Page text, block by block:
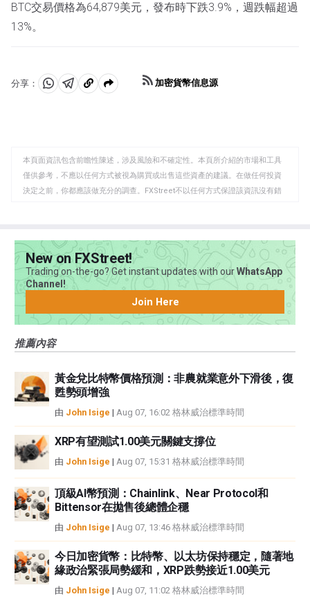
BTC交易價格為64,879美元，發布時下跌3.9%，週跌幅超過
13%。
分享：
分 分 複
板
加密貨幣信息源
本頁面資訊包含前瞻性陳述，涉及風險和不確定性。本頁所介紹的市場和工具
僅供參考，不應以任何方式被視為購買或出售這些資產的建議。在做任何投資
決定之前，你都應該做充分的調查。FXStreet不以任何方式保證該資訊沒有錯
觀點，並不代表FXStreet或其廣告商的官方政策或立場。作者不對本頁連結的
資訊負責。
如果文章正文中沒有明確提到，在撰寫本文時，作者在本文中提到的任何股票
中都沒有頭寸，也沒有與文中提到的任何公司有業務關係。除了FXStreet，作
者沒有收到撰寫這篇文章的報酬。
FXStreet和作者不提供個性化的建議。作者對該資訊的準確性、完整性或適用
性不作任何陳述。FXStreet和作者將不承擔任何錯誤，遺漏或任何損失，傷害
FXStreet並非註冊投資顧問，本文內容無意提供任何投資建議。
New on FXStreet!
Trading on-the-go? Get instant updates with ourWhatsApp
Channel!
Join Here
推薦內容
黃金兌比特幣價格預測：非農就業意外下滑後，復
甦勢頭增強
由 John Isige | Aug 07, 16:02 格林威治標準時間
XRP有望測試1.00美元關鍵支撐位
由 John Isige | Aug 07, 15:31 格林威治標準時間
頂級AI幣預測：Chainlink、Near Protocol和
Bittensor在拋售後總體企穩
由 John Isige | Aug 07, 13:46 格林威治標準時間
今日加密貨幣：比特幣、以太坊保持穩定，隨著地
緣政治緊張局勢緩和，XRP跌勢接近1.00美元
由 John Isige | Aug 07, 11:02 格林威治標準時間